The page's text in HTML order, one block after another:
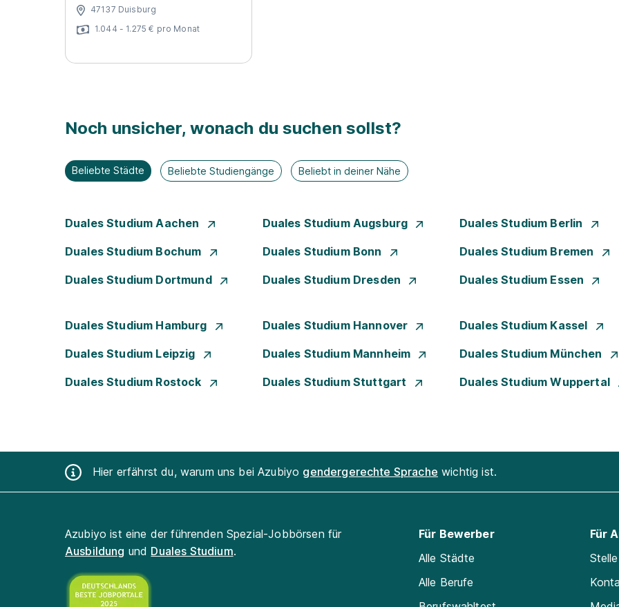
47137 Duisburg
1.044 - 1.275 € pro Monat
Noch unsicher, wonach du suchen sollst?
Beliebte Städte Beliebte Studiengänge Beliebt in deiner Nähe
Duales Studium Aachen Duales Studium Augsburg Duales Studium Berlin
Duales Studium Bochum Duales Studium Bonn Duales Studium Bremen
Duales Studium Dortmund Duales Studium Dresden Duales Studium Essen
Duales Studium Hamburg Duales Studium Hannover Duales Studium Kassel
Duales Studium Leipzig Duales Studium Mannheim Duales Studium München
Duales Studium Rostock Duales Studium Stuttgart Duales Studium Wuppertal
Hier erfährst du, warum uns bei Azubiyo gendergerechte Sprache wichtig ist.
Azubiyo ist eine der führenden Spezial-Jobbörsen für
Ausbildung und Duales Studium.
Für Bewerber
Alle Städte
Alle Berufe
Für